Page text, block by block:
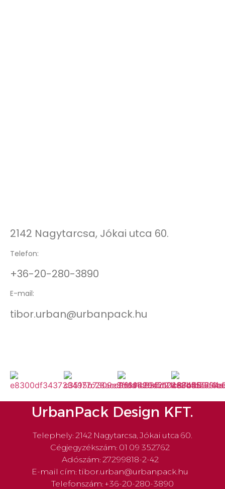
2142 Nagytarcsa, Jókai utca 60.
Telefon:
+36-20-280-3890
E-mail:
tibor.urban@urbanpack.hu
UrbanPack Design KFT.
Telephely: 2142 Nagytarcsa, Jókai utca 60.
Cégjegyzékszám: 01 09 352762
Adószám: 27299818-2-42
E-mail cím: tibor.urban@urbanpack.hu
Telefonszám: +36-20-280-3890